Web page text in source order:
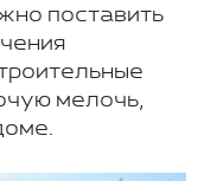
поставить
мелочь,